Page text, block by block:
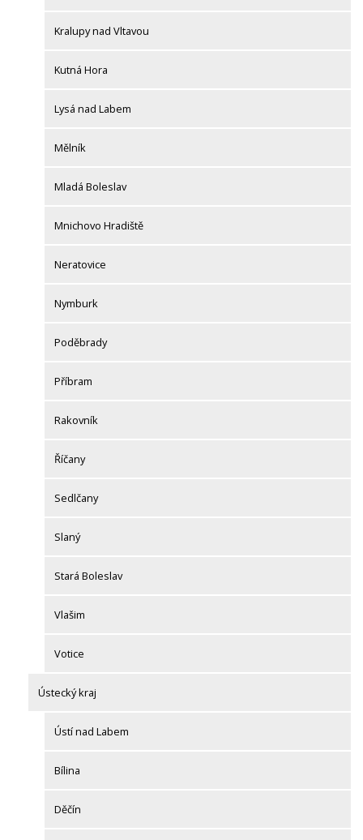
Kralupy nad Vltavou
Kutná Hora
Lysá nad Labem
Mělník
Mladá Boleslav
Mnichovo Hradiště
Neratovice
Nymburk
Poděbrady
Příbram
Rakovník
Říčany
Sedlčany
Slaný
Stará Boleslav
Vlašim
Votice
Ústecký kraj
Ústí nad Labem
Bílina
Děčín